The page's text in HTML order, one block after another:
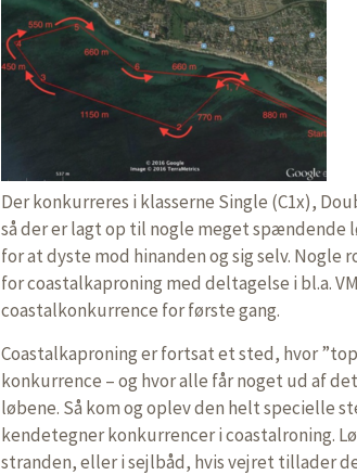
Der konkurreres i klasserne Single (C1x),
så der er lagt op til nogle meget spændende
for at dyste mod hinanden og sig selv. Nogle
for coastalkaproning med deltagelse i bl.a.
coastalkonkurrence for første gang.
Coastalkaproning er fortsat et sted, hvor
konkurrence – og hvor alle får noget ud af
løbene. Så kom og oplev den helt specielle
kendetegner konkurrencer i coastalroning.
stranden, eller i sejlbåd, hvis vejret tillader